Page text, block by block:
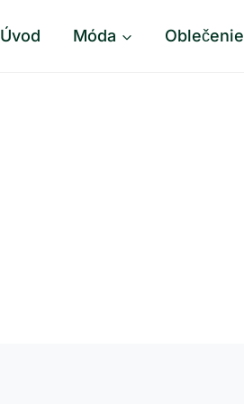
Úvod Móda Oblečenie